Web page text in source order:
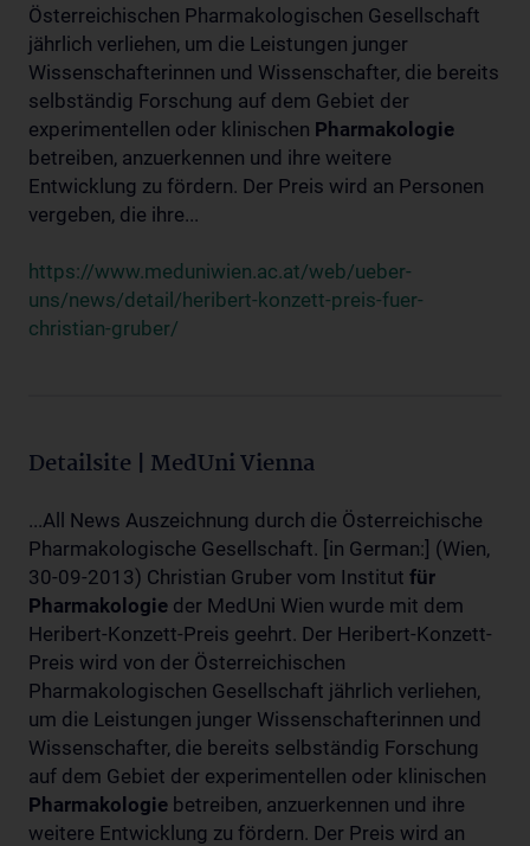
Österreichischen Pharmakologischen Gesellschaft
jährlich verliehen, um die Leistungen junger
Wissenschafterinnen und Wissenschafter, die bereits
selbständig Forschung auf dem Gebiet der
experimentellen oder klinischen Pharmakologie
betreiben, anzuerkennen und ihre weitere
Entwicklung zu fördern. Der Preis wird an Personen
vergeben, die ihre...
https://www.meduniwien.ac.at/web/ueber-
uns/news/detail/heribert-konzett-preis-fuer-
christian-gruber/
Detailsite | MedUni Vienna
...All News Auszeichnung durch die Österreichische
Pharmakologische Gesellschaft. [in German:] (Wien,
30-09-2013) Christian Gruber vom Institut für
Pharmakologie der MedUni Wien wurde mit dem
Heribert-Konzett-Preis geehrt. Der Heribert-Konzett-
Preis wird von der Österreichischen
Pharmakologischen Gesellschaft jährlich verliehen,
um die Leistungen junger Wissenschafterinnen und
Wissenschafter, die bereits selbständig Forschung
auf dem Gebiet der experimentellen oder klinischen
Pharmakologie betreiben, anzuerkennen und ihre
weitere Entwicklung zu fördern. Der Preis wird an